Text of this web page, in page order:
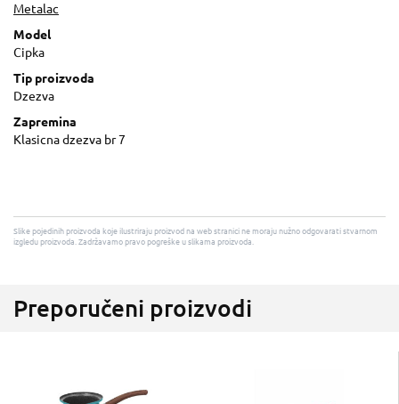
Metalac
Model
Cipka
Tip proizvoda
Dzezva
Zapremina
Klasicna dzezva br 7
Slike pojedinih proizvoda koje ilustriraju proizvod na web stranici ne moraju nužno odgovarati stvarnom
izgledu proizvoda. Zadržavamo pravo pogreške u slikama proizvoda.
Preporučeni proizvodi